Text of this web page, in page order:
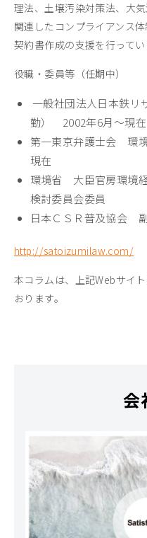
理法、土壌汚染対策法、大
関連したコンプライアンス
契約書作成の支援を行ってい
役職・委員等（任期中）
一般社団法人日本鉄リ
勤） 2002年6月～現在
第一東京弁護士会 環
現在
環境省 大臣官房環境
検討委員会委員
日本ＣＳＲ普及協会
http://satoizumilaw.com/
本コラムは、上記Webサイ
おります。
会